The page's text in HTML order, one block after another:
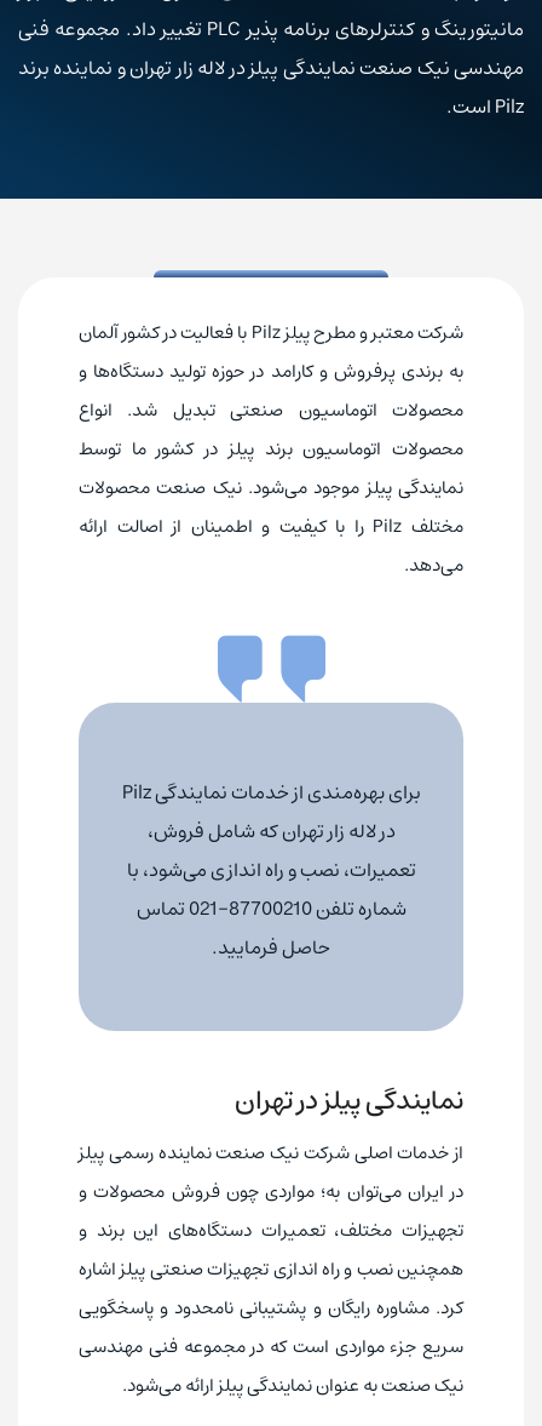
مانیتورینگ و کنترلرهای برنامه پذیر PLC تغییر داد. مجموعه فنی
مهندسی نیک صنعت نمایندگی پیلز در لاله زار تهران و نماینده برند
Pilz است.
شرکت معتبر و مطرح پیلز Pilz با فعالیت در کشور آلمان
به برندی پرفروش و کارامد در حوزه تولید دستگاه‌ها و
محصولات اتوماسیون صنعتی تبدیل شد. انواع
محصولات اتوماسیون برند پیلز در کشور ما توسط
نمایندگی پیلز موجود می‌شود. نیک صنعت محصولات
مختلف Pilz را با کیفیت و اطمینان از اصالت ارائه
می‌دهد.
برای بهره‌مندی از خدمات نمایندگی Pilz
در لاله زار تهران که شامل فروش،
تعمیرات، نصب و راه اندازی می‌شود، با
شماره تلفن 87700210-021 تماس
حاصل فرمایید.
نمایندگی پیلز در تهران
از خدمات اصلی شرکت نیک صنعت نماینده رسمی پیلز
در ایران می‌توان به؛ مواردی چون فروش محصولات و
تجهیزات مختلف، تعمیرات دستگاه‌های این برند و
همچنین نصب و راه اندازی تجهیزات صنعتی پیلز اشاره
کرد. مشاوره رایگان و پشتیبانی نامحدود و پاسخگویی
سریع جزء مواردی است که در مجموعه فنی مهندسی
نیک صنعت به عنوان نمایندگی پیلز ارائه می‌شود.